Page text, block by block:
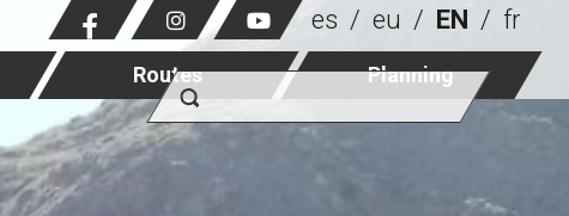
es eu EN fr
Routes Planning